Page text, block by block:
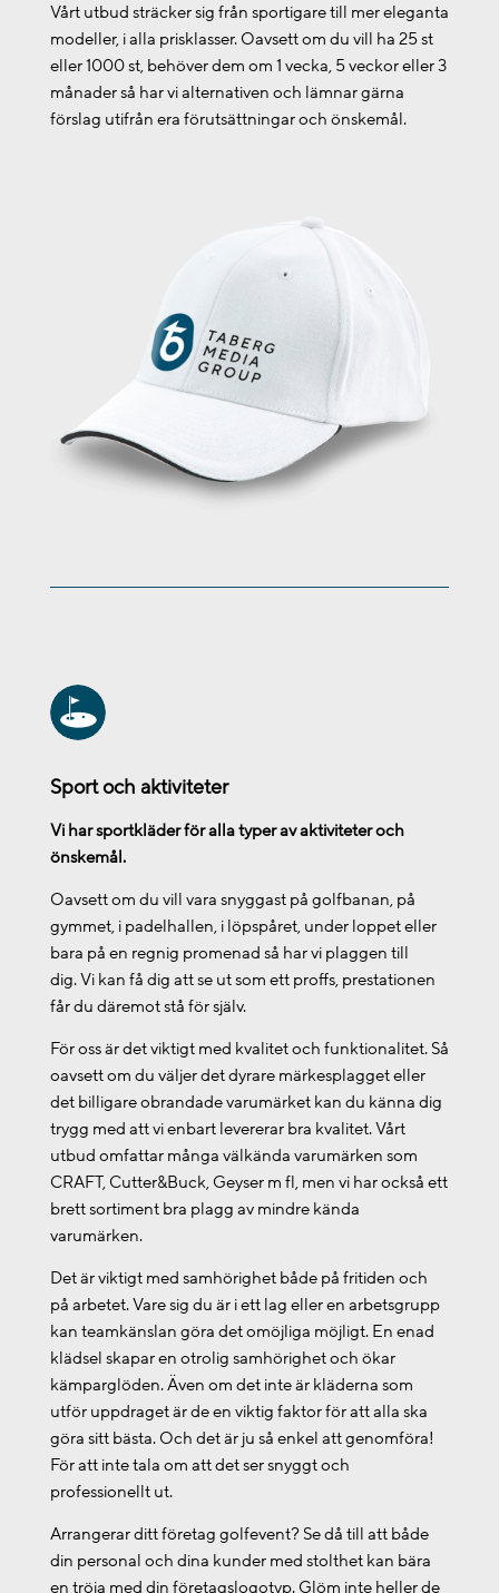
Vårt utbud sträcker sig från sportigare till mer eleganta
modeller, i alla prisklasser. Oavsett om du vill ha 25 st
eller 1000 st, behöver dem om 1 vecka, 5 veckor eller 3
månader så har vi alternativen och lämnar gärna
förslag utifrån era förutsättningar och önskemål.
Sport och aktiviteter
Vi har sportkläder för alla typer av aktiviteter och
önskemål.
Oavsett om du vill vara snyggast på golfbanan, på
gymmet, i padelhallen, i löpspåret, under loppet eller
bara på en regnig promenad så har vi plaggen till
dig. Vi kan få dig att se ut som ett proffs, prestationen
får du däremot stå för själv.
För oss är det viktigt med kvalitet och funktionalitet. Så
oavsett om du väljer det dyrare märkesplagget eller
det billigare obrandade varumärket kan du känna dig
trygg med att vi enbart levererar bra kvalitet. Vårt
utbud omfattar många välkända varumärken som
CRAFT, Cutter&Buck, Geyser m fl, men vi har också ett
brett sortiment bra plagg av mindre kända
varumärken.
Det är viktigt med samhörighet både på fritiden och
på arbetet. Vare sig du är i ett lag eller en arbetsgrupp
kan teamkänslan göra det omöjliga möjligt. En enad
klädsel skapar en otrolig samhörighet och ökar
kämparglöden. Även om det inte är kläderna som
utför uppdraget är de en viktig faktor för att alla ska
göra sitt bästa. Och det är ju så enkel att genomföra!
För att inte tala om att det ser snyggt och
professionellt ut.
Arrangerar ditt företag golfevent? Se då till att både
din personal och dina kunder med stolthet kan bära
en tröja med din företagslogotyp. Glöm inte heller de